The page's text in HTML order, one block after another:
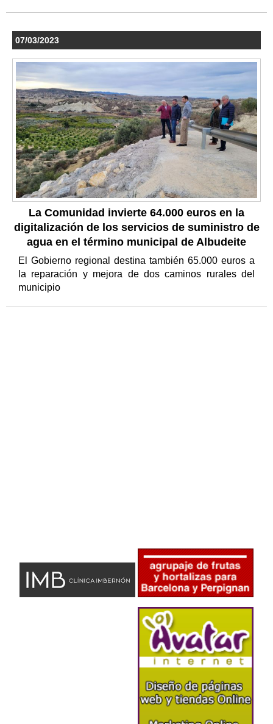
07/03/2023
La Comunidad invierte 64.000 euros en la
digitalización de los servicios de suministro de
agua en el término municipal de Albudeite
El Gobierno regional destina también 65.000 euros a
la reparación y mejora de dos caminos rurales del
municipio